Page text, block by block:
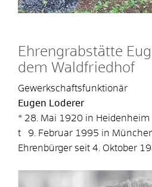
Ehrengrabstätte
dem Waldfriedhof
Gewerkschaftsfunktionär
Eugen Loderer
* 28. Mai 1920 in Heidenheim
t 9. Februar 1995 in
Ehrenbürger seit 4. Oktober